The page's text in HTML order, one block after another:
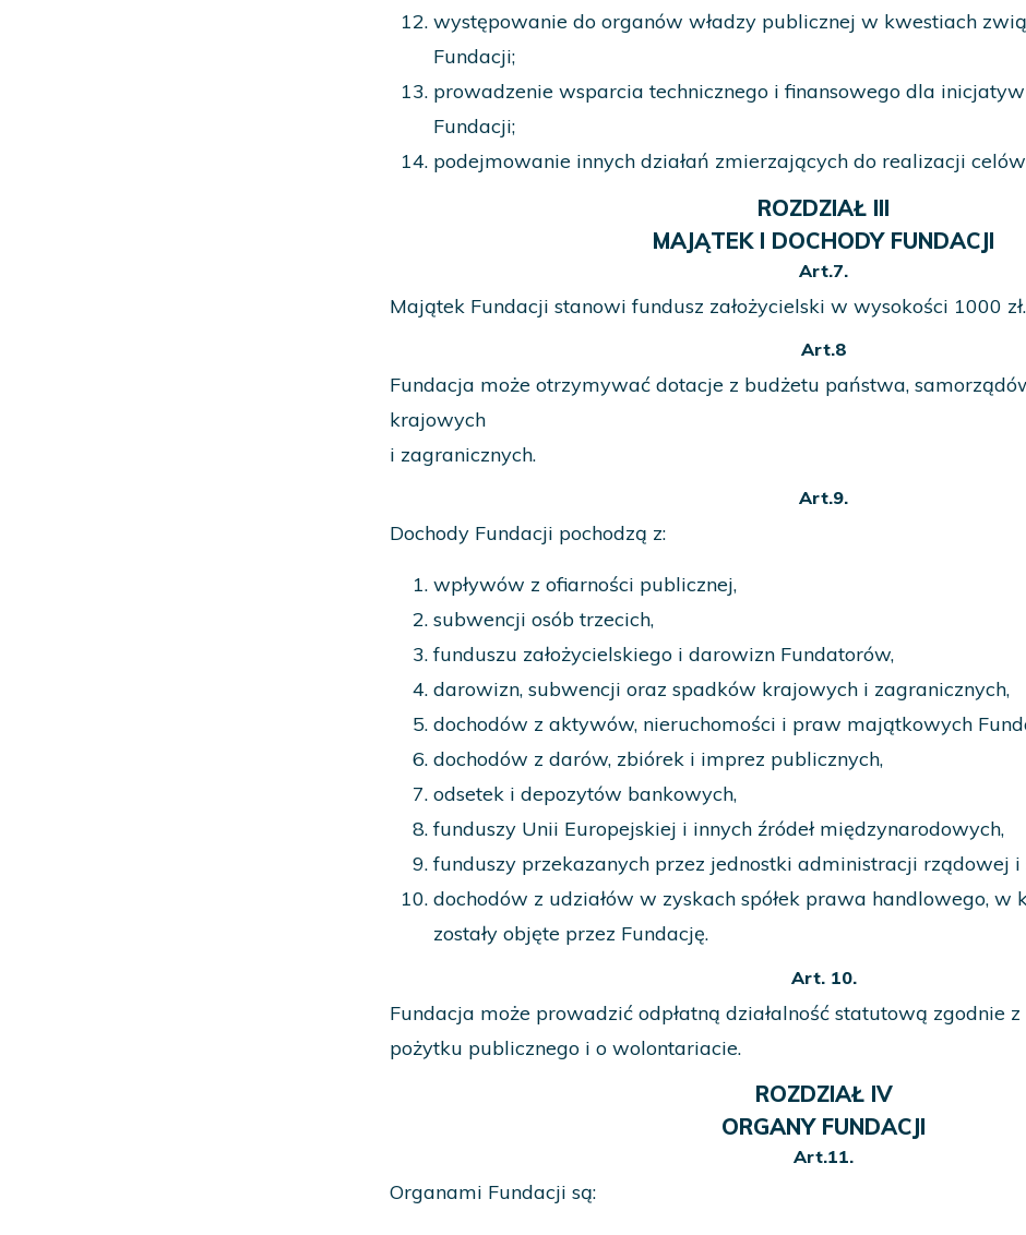
występowanie do organów władzy publicznej w kwestiach
Fundacji;
prowadzenie wsparcia technicznego i finansowego dla
Fundacji;
podejmowanie innych działań zmierzających do realizacji
ROZDZIAŁ III
MAJĄTEK I DOCHODY FUNDACJI
Art.7.
Majątek Fundacji stanowi fundusz założycielski w wysokości 1000 zł.
Art.8
Fundacja może otrzymywać dotacje z budżetu państwa,
krajowych
i zagranicznych.
Art.9.
Dochody Fundacji pochodzą z:
wpływów z ofiarności publicznej,
subwencji osób trzecich,
funduszu założycielskiego i darowizn Fundatorów,
darowizn, subwencji oraz spadków krajowych i zagranicznych,
dochodów z aktywów, nieruchomości i praw majątkowych
dochodów z darów, zbiórek i imprez publicznych,
odsetek i depozytów bankowych,
funduszy Unii Europejskiej i innych źródeł międzynarodowych,
funduszy przekazanych przez jednostki administracji rządowej i
dochodów z udziałów w zyskach spółek prawa handlowego, w
zostały objęte przez Fundację.
Art. 10.
Fundacja może prowadzić odpłatną działalność statutową zgodnie
pożytku publicznego i o wolontariacie.
ROZDZIAŁ IV
ORGANY FUNDACJI
Art.11.
Organami Fundacji są: